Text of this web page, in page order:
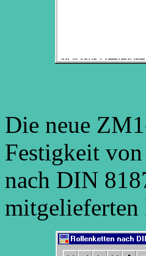
Die neue
Festigkeit
nach DIN
mitgelieferten